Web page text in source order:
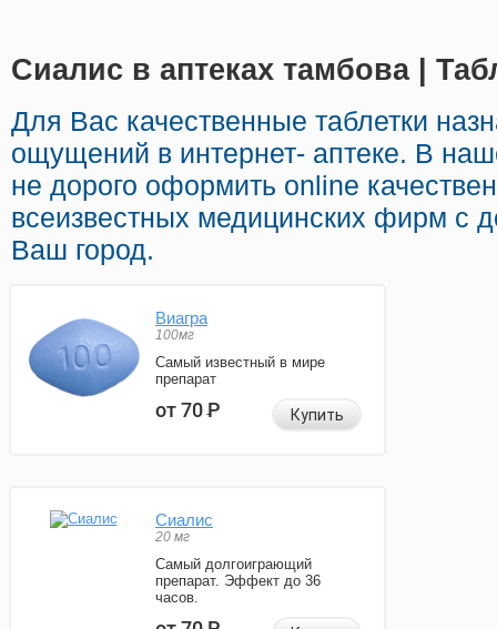
Сиалис в аптеках тамбова |
Для Вас качественные таблетки
ощущений в интернет- аптеке. В
не дорого оформить online
всеизвестных медицинских фирм с
Ваш город.
Виагра
100мг
Самый известный в мире
препарат
от 70Р Купить
Сиалис
20 мг
Самый долгоиграющий
препарат. Эффект до 36
часов.